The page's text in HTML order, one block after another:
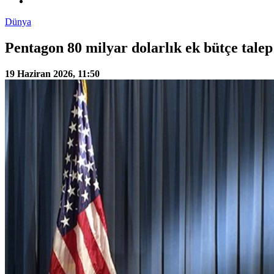
Dünya
Pentagon 80 milyar dolarlık ek bütçe
19 Haziran 2026, 11:50